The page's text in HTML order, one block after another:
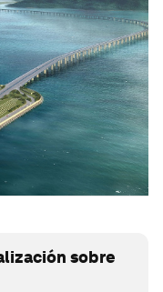
sobre